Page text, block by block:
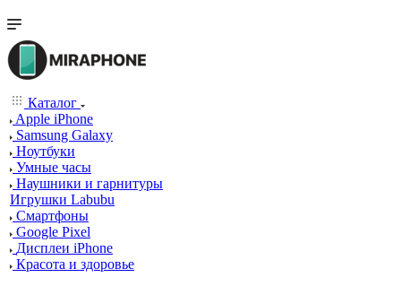
Каталог
Apple iPhone
Samsung Galaxy
Ноутбуки
Умные часы
Наушники и гарнитуры
Игрушки Labubu
Смартфоны
Google Pixel
Дисплеи iPhone
Красота и здоровье